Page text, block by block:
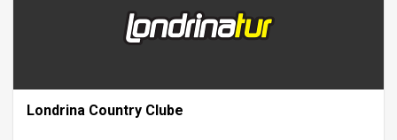
Londrina Country Clube